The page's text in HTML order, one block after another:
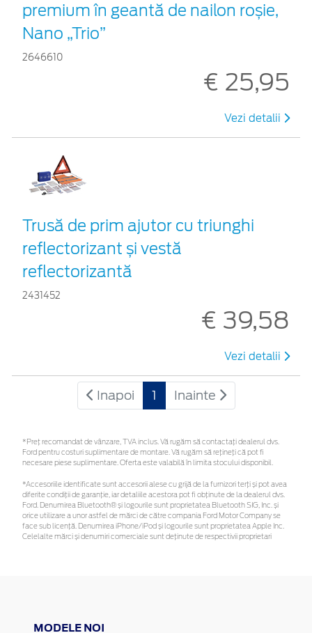
premium în geantă de nailon roșie,
Nano „Trio”
2646610
€ 25,95
Vezi detalii
Trusă de prim ajutor cu triunghi
reflectorizant și vestă
reflectorizantă
2431452
€ 39,58
Vezi detalii
Inapoi 1 Inainte
*Preţ recomandat de vânzare, TVA inclus. Vă rugăm să contactaţi dealerul dvs.
Ford pentru costuri suplimentare de montare. Vă rugăm să rețineți că pot fi
necesare piese suplimentare. Oferta este valabilă în limita stocului disponibil.
*Accesoriile identificate sunt accesorii alese cu grijă de la furnizori terți și pot avea
diferite condiții de garanție, iar detaliile acestora pot fi obținute de la dealerul dvs.
Ford. Denumirea Bluetooth® și logourile sunt proprietatea Bluetooth SIG, Inc. și
orice utilizare a unor astfel de mărci de către compania Ford Motor Company se
face sub licență. Denumirea iPhone/iPod și logourile sunt proprietatea Apple Inc.
Celelalte mărci și denumiri comerciale sunt deținute de respectivii proprietari
MODELE NOI